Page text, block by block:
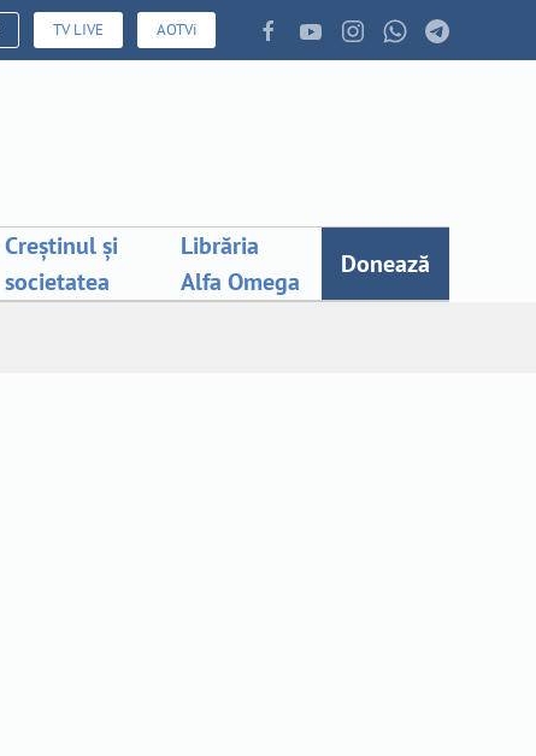
TV LIVE AOTVi
Creștinul și
societatea
Librăria
Alfa Omega
Donează